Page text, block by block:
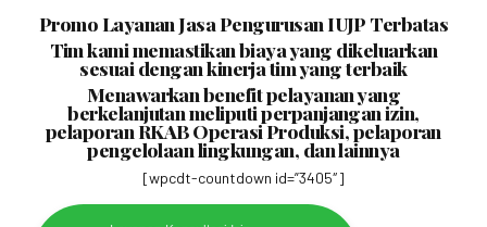
Promo Layanan Jasa Pengurusan IUJP Terbatas
Tim kami memastikan biaya yang dikeluarkan
sesuai dengan kinerja tim yang terbaik
Menawarkan benefit pelayanan yang
berkelanjutan meliputi perpanjangan izin,
pelaporan RKAB Operasi Produksi, pelaporan
pengelolaan lingkungan, dan lainnya
[wpcdt-countdown id=”3405″]